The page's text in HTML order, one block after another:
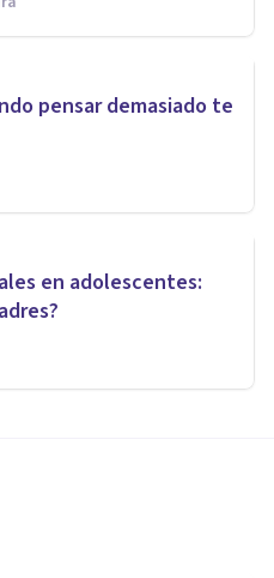
pensar demasiado te
en adolescentes: